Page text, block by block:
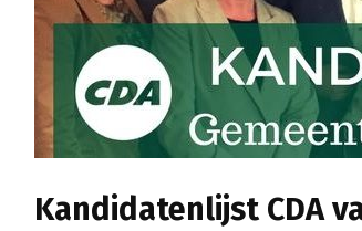
Kandidatenlijst CDA